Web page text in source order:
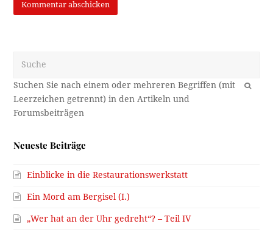
OK
Neueste Beiträge
Einblicke in die Restaurationswerkstatt
Ein Mord am Bergisel (I.)
„Wer hat an der Uhr gedreht“? – Teil IV